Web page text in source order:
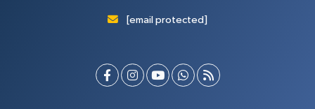
[email protected]